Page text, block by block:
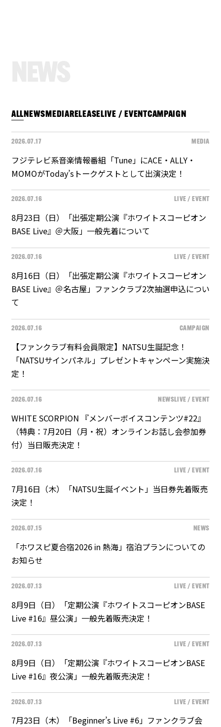
ALLNEWSMEDIARELEASELIVE / EVENTCAMPAIGN
2026.07.17
フジテレビ系音楽情報番組「Tune」にACE・ALLY・
MOMOがToday’sトークゲストとして出演決定！
MEDIA
2026.07.16
8月23日（日）「出張定期公演『ホワイトスコーピオン
BASE Live』＠大阪」一般先着について
LIVE / EVENT
2026.07.16
8月16日（日）「出張定期公演『ホワイトスコーピオン
BASE Live』＠名古屋」ファンクラブ2次抽選申込につい
て
LIVE / EVENT
2026.07.16
【ファンクラブ有料会員限定】NATSU生誕記念！
「NATSUサインパネル」プレゼントキャンペーン実施決
定！
CAMPAIGN
2026.07.16
WHITE SCORPION 『メンバーボイスコンテンツ#22』
（特典：7月20日（月・祝）オンラインお話し会参加券
付）当日販売決定！
NEWS LIVE / EVENT
2026.07.16
7月16日（木）「NATSU生誕イベント」当日券先着販売
決定！
LIVE / EVENT
2026.07.15
「ホワスピ夏合宿2026 in 熱海」宿泊プランについての
お知らせ
NEWS
2026.07.13
8月9日（日）「定期公演『ホワイトスコーピオンBASE
Live #16』昼公演」一般先着販売決定！
LIVE / EVENT
2026.07.13
8月9日（日）「定期公演『ホワイトスコーピオンBASE
Live #16』夜公演」一般先着販売決定！
LIVE / EVENT
2026.07.13
7月23日（木）「Beginner’s Live #6」ファンクラブ会
LIVE / EVENT